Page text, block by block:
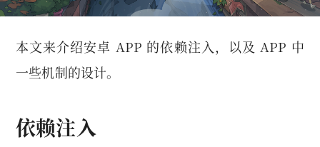
本文来介绍安卓 APP 的依赖注入，以及 APP 中
一些机制的设计。
依赖注入